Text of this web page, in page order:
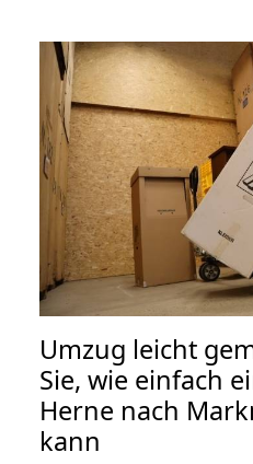
Umzug leicht
Sie, wie einfach
Herne nach
kann